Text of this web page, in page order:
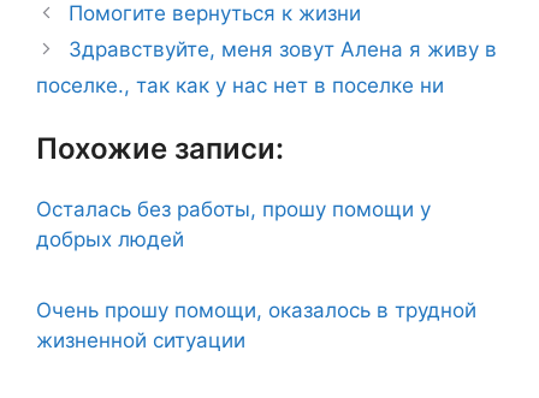
Помогите вернуться к жизни
Здравствуйте, меня зовут Алена я живу в
поселке., так как у нас нет в поселке ни
Похожие записи:
Осталась без работы, прошу помощи у
добрых людей
Очень прошу помощи, оказалось в трудной
жизненной ситуации